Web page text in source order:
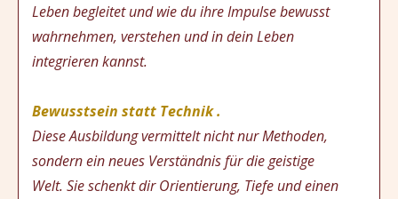
Leben begleitet und wie du ihre Impulse bewusst
wahrnehmen, verstehen und in dein Leben
integrieren kannst.
Bewusstsein statt Technik .
Diese Ausbildung vermittelt nicht nur Methoden,
sondern ein neues Verständnis für die geistige
Welt. Sie schenkt dir Orientierung, Tiefe und einen